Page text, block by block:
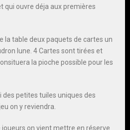
qui ouvre déja aux premières
la table deux paquets de cartes un
lune. 4 Cartes sont tirées et
la pioche possible pour les
petites tuiles uniques des
on y reviendra.
on vient mettre en réserve